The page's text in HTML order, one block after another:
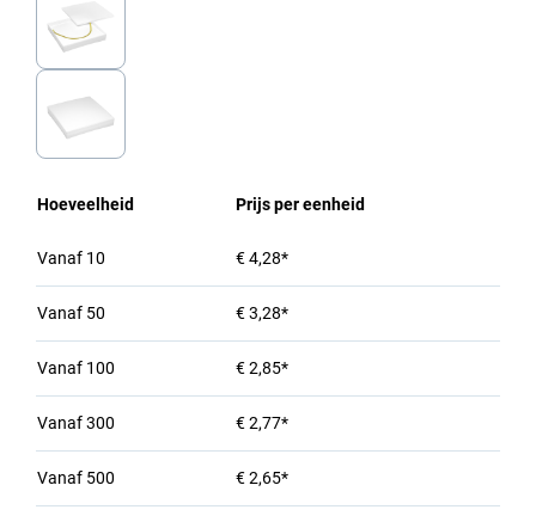
Hoeveelheid Prijs per eenheid
Vanaf 10 € 4,28*
Vanaf 50 € 3,28*
Vanaf 100 € 2,85*
Vanaf300 € 2,77*
Vanaf 500 € 2,65*